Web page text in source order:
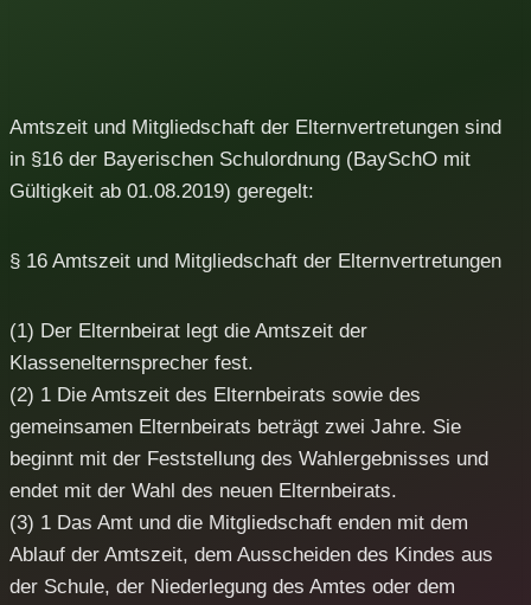
Amtszeit und Mitgliedschaft der Elternvertretungen sind
in §16 der Bayerischen Schulordnung (BaySchO mit
Gültigkeit ab 01.08.2019) geregelt:
§ 16 Amtszeit und Mitgliedschaft der Elternvertretungen
(1) Der Elternbeirat legt die Amtszeit der
Klassenelternsprecher fest.
(2) 1 Die Amtszeit des Elternbeirats sowie des
gemeinsamen Elternbeirats beträgt zwei Jahre. Sie
beginnt mit der Feststellung des Wahlergebnisses und
endet mit der Wahl des neuen Elternbeirats.
(3) 1 Das Amt und die Mitgliedschaft enden mit dem
Ablauf der Amtszeit, dem Ausscheiden des Kindes aus
der Schule, der Niederlegung des Amtes oder dem